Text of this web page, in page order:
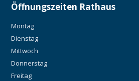
Öffnungszeiten Rathaus
Montag
Dienstag
Mittwoch
Donnerstag
Freitag